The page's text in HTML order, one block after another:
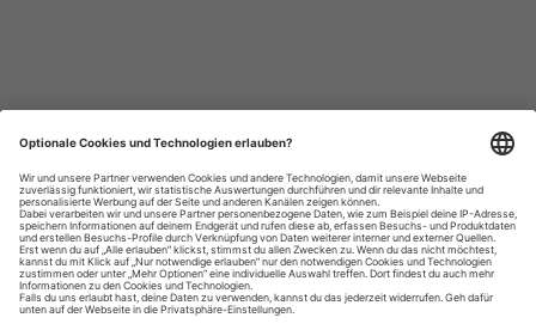
Datenschutzhinweise
Impressum
Privatsphäre-Einstellungen